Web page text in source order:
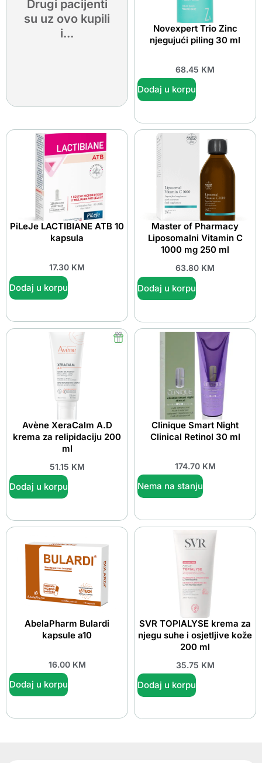
Drugi pacijenti
su uz ovo kupili
i...
Novexpert Trio Zinc
njegujući piling 30 ml
68.45 KM
Dodaj u korpu
PiLeJe LACTIBIANE ATB 10
kapsula
17.30 KM
Dodaj u korpu
Master of Pharmacy
Liposomalni Vitamin C
1000 mg 250 ml
63.80 KM
Dodaj u korpu
Avène XeraCalm A.D
krema za relipidaciju 200
ml
51.15 KM
Dodaj u korpu
Clinique Smart Night
Clinical Retinol 30 ml
174.70 KM
Nema na stanju
AbelaPharm Bulardi
kapsule a10
16.00 KM
Dodaj u korpu
SVR TOPIALYSE krema za
njegu suhe i osjetljive kože
200 ml
35.75 KM
Dodaj u korpu